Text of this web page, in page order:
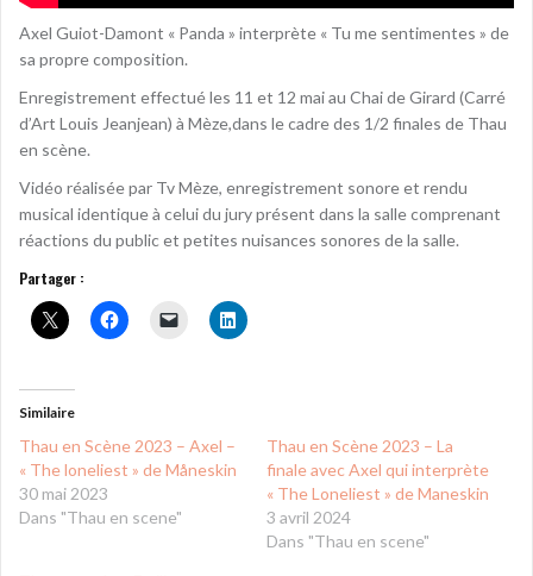
Axel Guiot-Damont « Panda » interprète « Tu me sentimentes » de
sa propre composition.
Enregistrement effectué les 11 et 12 mai au Chai de Girard (Carré
d’Art Louis Jeanjean) à Mèze,dans le cadre des 1/2 finales de Thau
en scène.
Vidéo réalisée par Tv Mèze, enregistrement sonore et rendu
musical identique à celui du jury présent dans la salle comprenant
réactions du public et petites nuisances sonores de la salle.
Partager :
Similaire
Thau en Scène 2023 – Axel –
« The loneliest » de Måneskin
30 mai 2023
Dans "Thau en scene"
Thau en Scène 2023 – La
finale avec Axel qui interprète
« The Loneliest » de Maneskin
3 avril 2024
Dans "Thau en scene"